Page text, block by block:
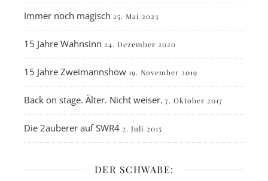
Immer noch magisch 25. Mai 2023
15 Jahre Wahnsinn 24. Dezember 2020
15 Jahre Zweimannshow 19. November 2019
Back on stage. Älter. Nicht weiser. 7. Oktober 2017
Die 2auberer auf SWR4 2. Juli 2015
DER SCHWABE: